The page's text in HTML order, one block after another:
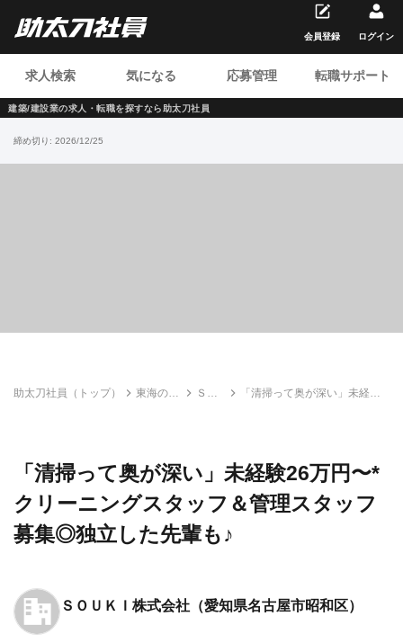
建築/建設業の求人・転職を探すなら助太刀社員
求人検索 気になる 応募管理 転職サポート
会員登録 ログイン
締め切り: 2026/12/25
助太刀社員（トップ）
東海の建
ＳＯ
「清掃って奥が深い」未経験
「清掃って奥が深い」未経験26万円〜*
クリーニングスタッフ＆管理スタッフ
募集◎独立した先輩も♪
ＳＯＵＫＩ株式会社 （愛知県名古屋市昭和区）